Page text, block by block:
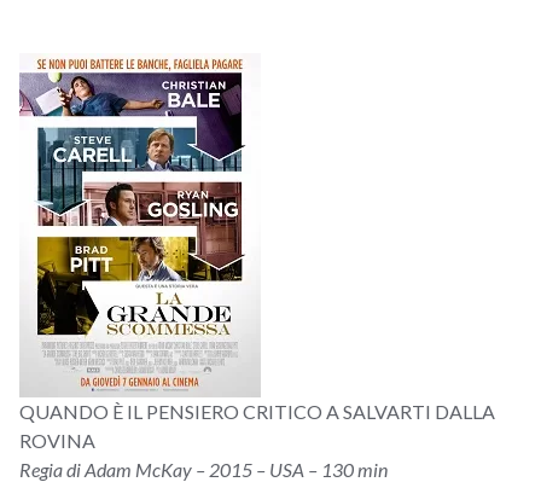
QUANDO È IL PENSIERO CRITICO A SALVARTI DALLA
ROVINA
Regia di Adam McKay – 2015 – USA – 130 min